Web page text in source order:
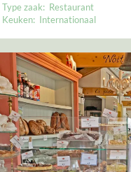
Type zaak: Restaurant
Keuken: Internationaal